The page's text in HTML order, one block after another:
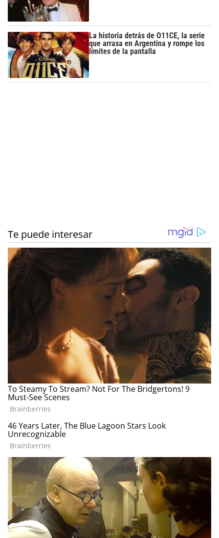
La historia detrás de O11CE, la serie
que arrasa en Argentina y rompe los
límites de la pantalla